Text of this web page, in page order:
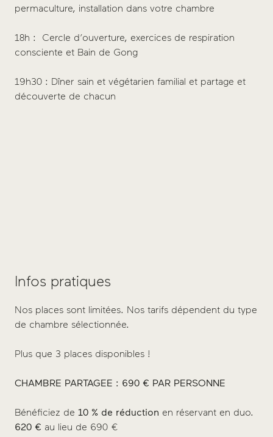
permaculture, installation dans votre chambre
18h : Cercle d’ouverture, exercices de respiration
consciente et Bain de Gong
19h30 : Dîner sain et végétarien familial et partage et
découverte de chacun
Infos pratiques
Nos places sont limitées. Nos tarifs dépendent du type
de chambre sélectionnée.
Plus que 3 places disponibles !
CHAMBRE PARTAGEE : 690 € PAR PERSONNE
Bénéficiez de 10 % de réduction en réservant en duo.
620 € au lieu de 690 €